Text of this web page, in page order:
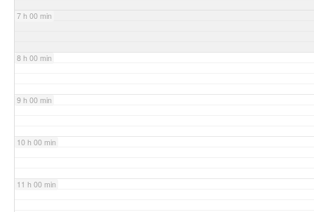
7 h 00 min
8 h 00 min
9 h 00 min
10 h 00 min
11 h 00 min